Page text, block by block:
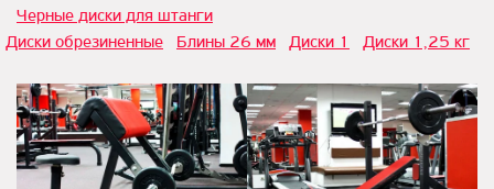
Черные диски для штанги
Диски обрезиненные
Блины 26 мм Диски 1 Диски 1,25 кг